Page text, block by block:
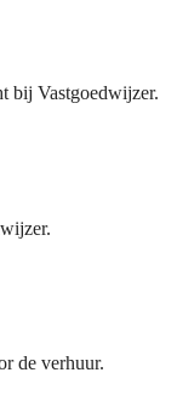
bij Vastgoedwijzer.
de verhuur.